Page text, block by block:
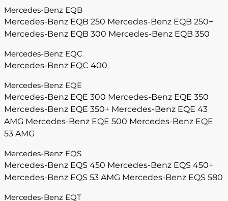
Mercedes-Benz EQB
Mercedes-Benz EQB 250 Mercedes-Benz EQB 250+
Mercedes-Benz EQB 300 Mercedes-Benz EQB 350
Mercedes-Benz EQC
Mercedes-Benz EQC 400
Mercedes-Benz EQE
Mercedes-Benz EQE 300 Mercedes-Benz EQE 350
Mercedes-Benz EQE 350+ Mercedes-Benz EQE 43
AMG Mercedes-Benz EQE 500 Mercedes-Benz EQE
53 AMG
Mercedes-Benz EQS
Mercedes-Benz EQS 450 Mercedes-Benz EQS 450+
Mercedes-Benz EQS 53 AMG Mercedes-Benz EQS 580
Mercedes-Benz EQT